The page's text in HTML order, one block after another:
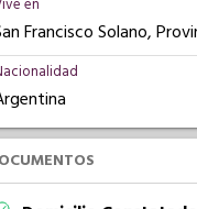
en
Francisco Solano,